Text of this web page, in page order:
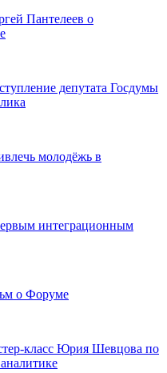
Пантелеев о
депутата Госдумы
молодёжь в
интеграционным
о Форуме
класс Юрия Шевцова по